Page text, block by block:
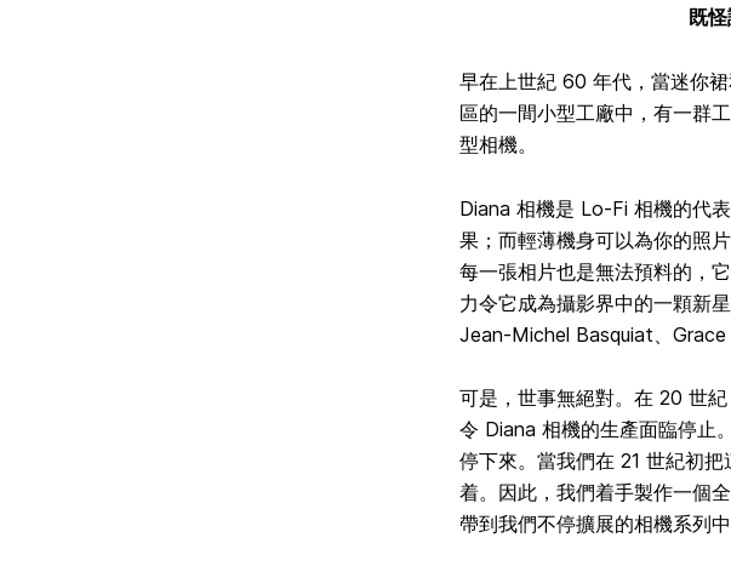
既
早在上世紀 60 年代，當迷你
區的一間小型工廠中，有一群
型相機。
Diana 相機是 Lo-Fi 相機的代
果；而輕薄機身可以為你的照
每一張相片也是無法預料的，
力令它成為攝影界中的一顆新
Jean-Michel Basquiat、Grace
可是，世事無絕對。在 20 世
令 Diana 相機的生產面臨停止
停下來。當我們在 21 世紀初
着。因此，我們着手製作一個
帶到我們不停擴展的相機系列中